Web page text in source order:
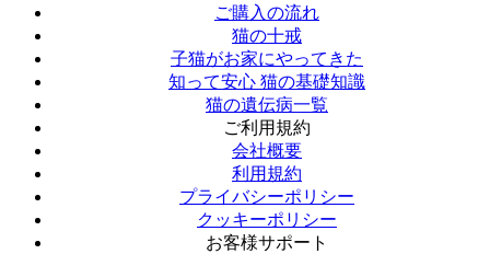
ご購入の流れ
猫の十戒
子猫がお家にやってきた
知って安心 猫の基礎知識
猫の遺伝病一覧
ご利用規約
会社概要
利用規約
プライバシーポリシー
クッキーポリシー
お客様サポート